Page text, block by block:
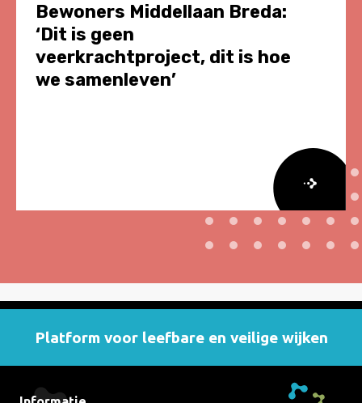
Bewoners Middellaan Breda:
‘Dit is geen
veerkrachtproject, dit is hoe
we samenleven’
veerkrachtproject,
Platform voor leefbare en veilige wijken